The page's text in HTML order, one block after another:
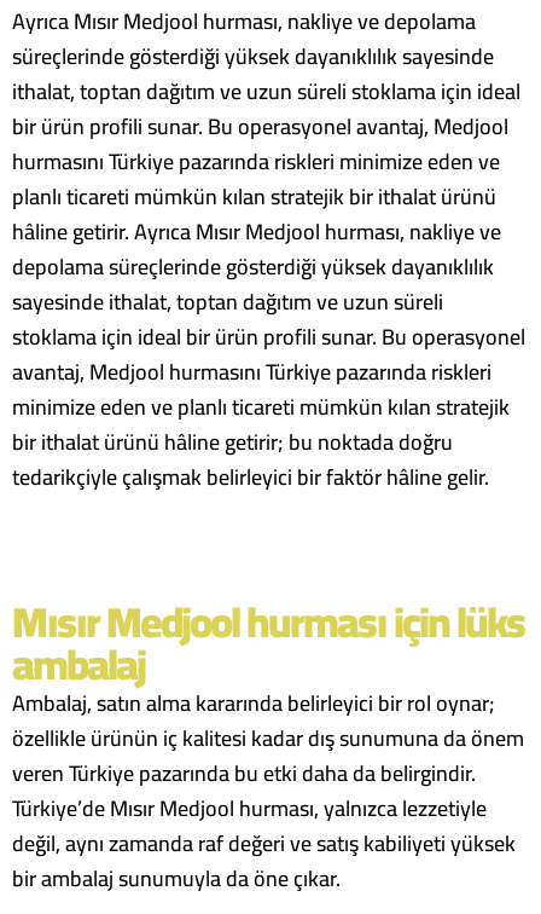
Ayrıca Mısır Medjool hurması, nakliye ve depolama
süreçlerinde gösterdiği yüksek dayanıklılık sayesinde
ithalat, toptan dağıtım ve uzun süreli stoklama için ideal
bir ürün profili sunar. Bu operasyonel avantaj, Medjool
hurmasını Türkiye pazarında riskleri minimize eden ve
planlı ticareti mümkün kılan stratejik bir ithalat ürünü
hâline getirir. Ayrıca Mısır Medjool hurması, nakliye ve
depolama süreçlerinde gösterdiği yüksek dayanıklılık
sayesinde ithalat, toptan dağıtım ve uzun süreli
stoklama için ideal bir ürün profili sunar. Bu operasyonel
avantaj, Medjool hurmasını Türkiye pazarında riskleri
minimize eden ve planlı ticareti mümkün kılan stratejik
bir ithalat ürünü hâline getirir; bu noktada doğru
tedarikçiyle çalışmak belirleyici bir faktör hâline gelir.
Mısır Medjool hurması için lüks
ambalaj
Ambalaj, satın alma kararında belirleyici bir rol oynar;
özellikle ürünün iç kalitesi kadar dış sunumuna da önem
veren Türkiye pazarında bu etki daha da belirgindir.
Türkiye’de Mısır Medjool hurması, yalnızca lezzetiyle
değil, aynı zamanda raf değeri ve satış kabiliyeti yüksek
bir ambalaj sunumuyla da öne çıkar.